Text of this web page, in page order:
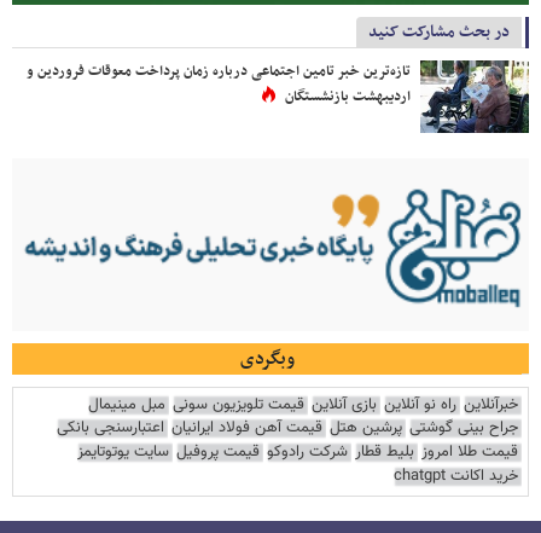
در بحث مشارکت کنید
تازه‌ترین خبر تامین اجتماعی درباره زمان پرداخت معوقات فروردین و
اردیبهشت بازنشستگان
وبگردی
خبرآنلاین راه نو آنلاین بازی آنلاین قیمت تلویزیون سونی مبل مینیمال
جراح بینی گوشتی پرشین هتل قیمت آهن فولاد ایرانیان اعتبارسنجی بانکی
قیمت طلا امروز بلیط قطار شرکت رادوکو قیمت پروفیل سایت یوتوتایمز
خرید اکانت chatgpt